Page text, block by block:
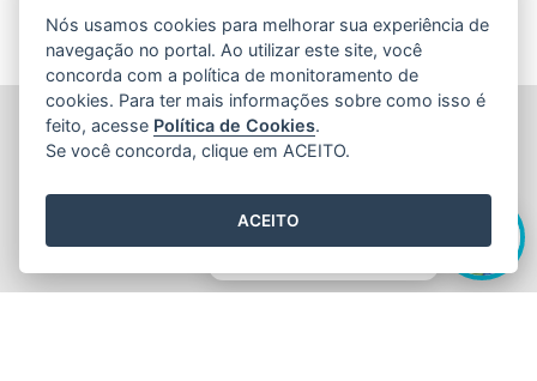
Olá! Sou a
como posso te ajudar hoje?
FUNDAÇÃO DE AMPARO À PESQUISA E INOVAÇÃO DO
ESPÍRITO SANTO (FAPES)
CEP: 29066-380 - Vitória / ES
Tel.: 27 3636 1850
Nós usamos cookies para melhorar sua experiência de
navegação no portal. Ao utilizar este site, você
concorda com a política de monitoramento de
cookies. Para ter mais informações sobre como isso é
feito, acesse Política de Cookies.
Se você concorda, clique em ACEITO.
ACEITO